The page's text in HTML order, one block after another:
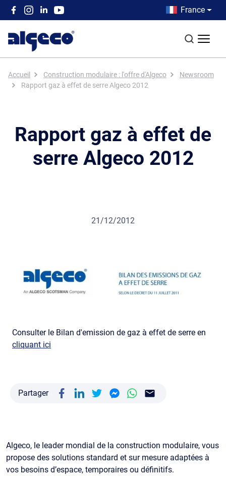
Aller au contenu principal
Top left menu
Country menu
France
Fil d'Ariane
Accueil Construction modulaire : l'offre d'Algeco
Newsroom
Rapport gaz à effet de serre Algeco 2012
Rapport gaz à effet de
serre Algeco 2012
21/12/2012
Consulter le Bilan d'emission de gaz à effet de serre en
cliquant ici
Partager
Algeco, le leader mondial de la construction modulaire, vous
propose des solutions standard et sur mesure adaptées à
vos besoins d’espace, temporaires ou définitifs.